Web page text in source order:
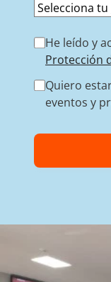
He leído y
Protección
Quiero
eventos y